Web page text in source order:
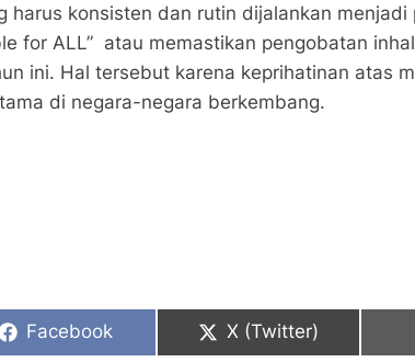
konsisten dan rutin dijalankan
for ALL” atau memastikan pengobatan
ini. Hal tersebut karena keprihatinan atas
di negara-negara berkembang.
Share
Facebook
Share
X (Twitter)